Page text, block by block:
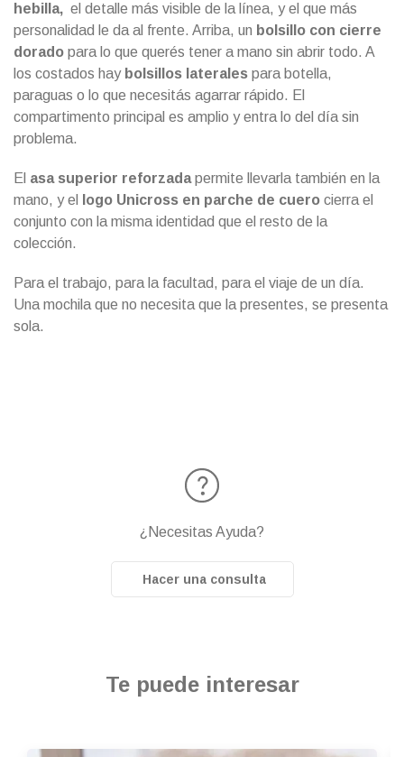
hebilla, el detalle más visible de la línea, y el que más
personalidad le da al frente. Arriba, un bolsillo con cierre
dorado para lo que querés tener a mano sin abrir todo. A
los costados hay bolsillos laterales para botella,
paraguas o lo que necesitás agarrar rápido. El
compartimento principal es amplio y entra lo del día sin
problema.
El asa superior reforzadapermite llevarla también en la
mano, y el
logo Unicross en parche de cuero cierra el
conjunto con la misma identidad que el resto de la
colección.
Para el trabajo, para la facultad, para el viaje de un día.
Una mochila que no necesita que la presentes, se presenta
sola.
¿Necesitas Ayuda?
Hacer una consulta
Te puede interesar